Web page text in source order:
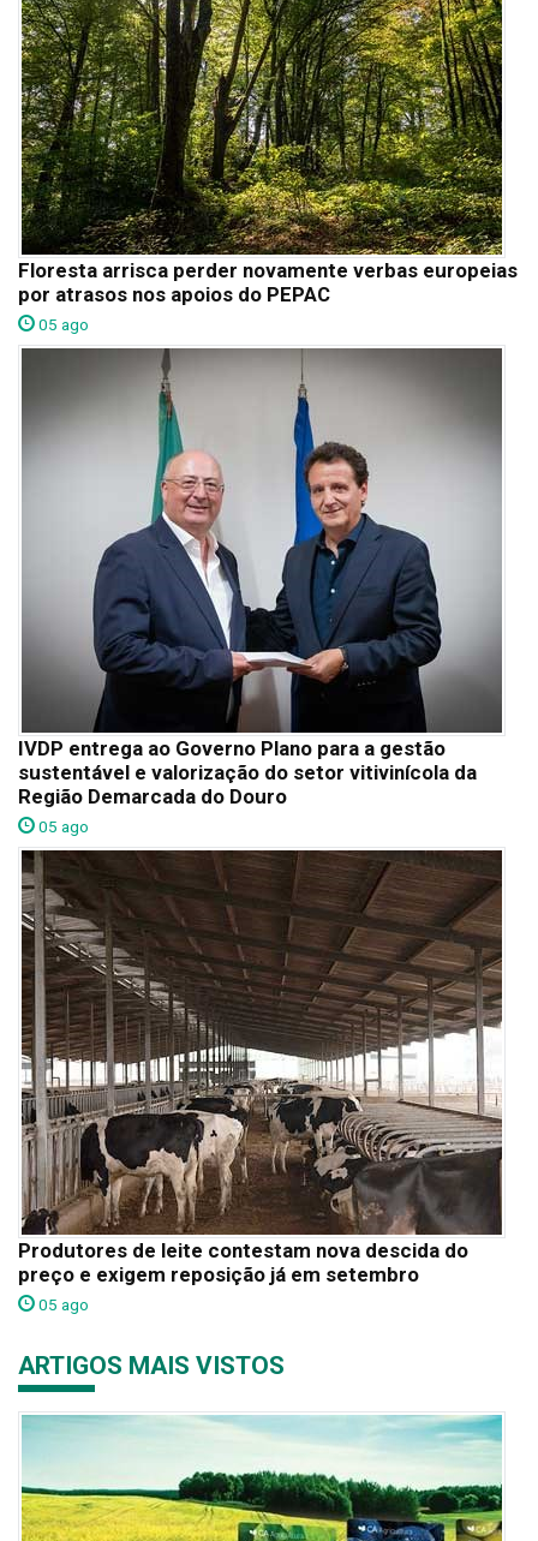
Floresta arrisca perder novamente verbas europeias
por atrasos nos apoios do PEPAC
05 ago
IVDP entrega ao Governo Plano para a gestão
sustentável e valorização do setor vitivinícola da
Região Demarcada do Douro
05 ago
Produtores de leite contestam nova descida do
preço e exigem reposição já em setembro
05 ago
ARTIGOS MAIS VISTOS